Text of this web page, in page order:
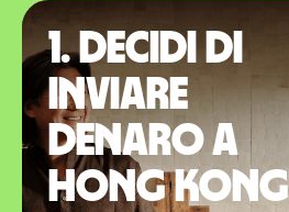
1. Decidi di
inviare
denaro a
Hong Kong